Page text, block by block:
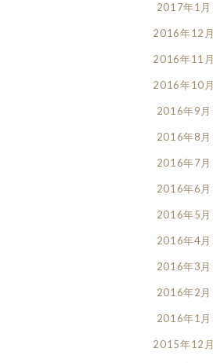
2017年1月
2016年12月
2016年11月
2016年10月
2016年9月
2016年8月
2016年7月
2016年6月
2016年5月
2016年4月
2016年3月
2016年2月
2016年1月
2015年12月